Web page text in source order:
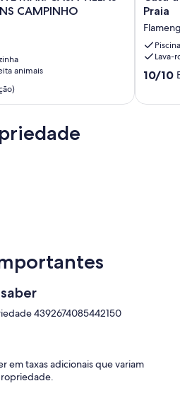
CAMPINHO
animais
de
a
500m
da
Praia
Praia
Piscina
Lava-
10.0
10/10
4392674085442150
em taxas adicionais que variam